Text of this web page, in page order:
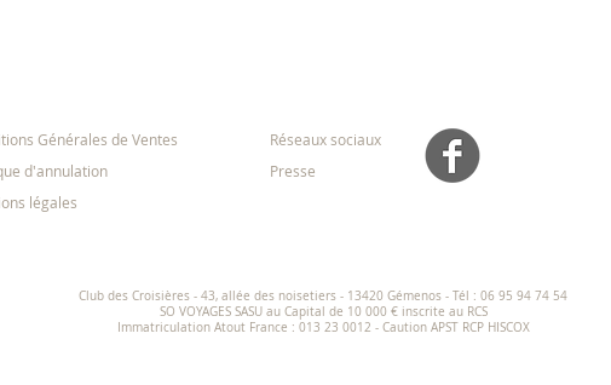
Générales de Ventes
d'annulation
légales
Réseaux sociaux
Presse
Club des Croisières - 43, allée des noisetiers - 13420 Gémenos - Tél : 06 95 94 74 54
SO VOYAGES SASU au Capital de 10 000 € inscrite au RCS
Immatriculation Atout France : 013 23 0012 - Caution APST RCP HISCOX